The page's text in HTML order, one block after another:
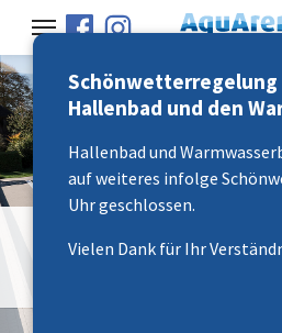
"abtauche -
Schönwetterregelung
Hallenbad und den
Hallenbad und
auf weiteres infolge
Uhr geschlossen.
Vielen Dank für Ihr